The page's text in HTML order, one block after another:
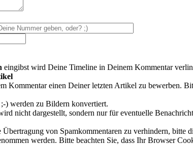
eingibst wird Deine Timeline in Deinem Kommentar
Kommentar einen Deiner letzten Artikel zu bewerben.
) werden zu Bildern konvertiert.
nicht dargestellt, sondern nur für eventuelle
Übertragung von Spamkommentaren zu verhindern,
werden. Bitte beachten Sie, dass Ihr Browser